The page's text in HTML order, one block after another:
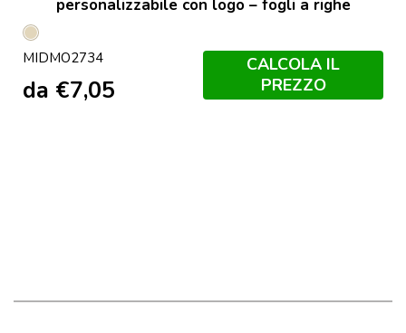
personalizzabile con logo – fogli a righe
Beige
MIDMO2734
da €7,05
CALCOLA IL
PREZZO